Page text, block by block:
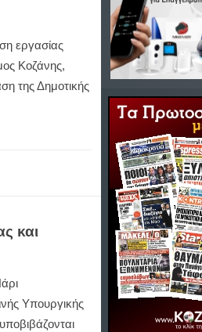
εργασίας
Κοζάνης,
της Δημοτικής
και
Υπουργικής